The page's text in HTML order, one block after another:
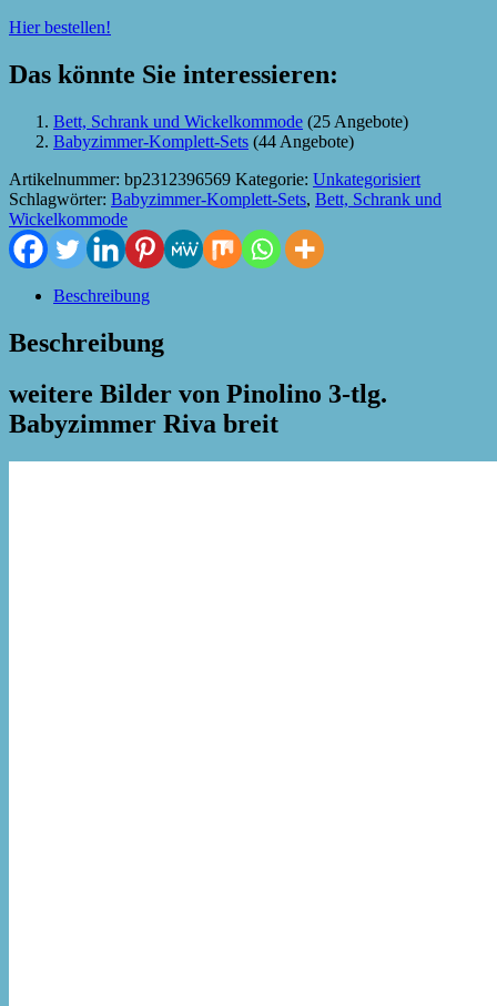
Hier bestellen!
Das könnte Sie interessieren:
Bett, Schrank und Wickelkommode (25 Angebote)
Babyzimmer-Komplett-Sets (44 Angebote)
Artikelnummer: bp2312396569 Kategorie: Unkategorisiert
Schlagwörter: Babyzimmer-Komplett-Sets, Bett, Schrank und
Wickelkommode
Beschreibung
Beschreibung
weitere Bilder von Pinolino 3-tlg.
Babyzimmer Riva breit